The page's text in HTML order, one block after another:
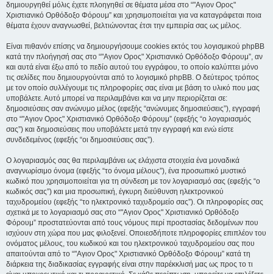
δημιουργηθεί μόλις έχετε πλοηγηθεί σε θέματα μέσα στο “"Αγιον Ορος"
Χριστιανικό Ορθόδοξο Φόρουμ” και χρησιμοποιείται για να καταγράφεται ποια
θέματα έχουν αναγνωσθεί, βελτιώνοντας έτσι την εμπειρία σας ως μέλος.
Είναι πιθανόν επίσης να δημιουργήσουμε cookies εκτός του λογισμικού phpBB
κατά την πλοήγησή σας στο “"Αγιον Ορος" Χριστιανικό Ορθόδοξο Φόρουμ”, αν
και αυτά είναι έξω από το πεδίο αυτού του εγγράφου, το οποίο καλύπτει μόνο
τις σελίδες που δημιουργούνται από το λογισμικό phpBB. Ο δεύτερος τρόπος
με τον οποίο συλλέγουμε τις πληροφορίες σας είναι με βάση το υλικό που μας
υποβάλετε. Αυτό μπορεί να περιλαμβάνει και να μην περιορίζεται σε:
δημοσιεύσεις σαν ανώνυμο μέλος (εφεξής “ανώνυμες δημοσιεύσεις”), εγγραφή
στο “"Αγιον Ορος" Χριστιανικό Ορθόδοξο Φόρουμ” (εφεξής “ο λογαριασμός
σας”) και δημοσιεύσεις που υποβάλετε μετά την εγγραφή και ενώ είστε
συνδεδεμένος (εφεξής “οι δημοσιεύσεις σας”).
Ο λογαριασμός σας θα περιλαμβάνει ως ελάχιστα στοιχεία ένα μοναδικά
αναγνωρίσιμο όνομα (εφεξής “το όνομα μέλους”), ένα προσωπικό μυστικό
κωδικό που χρησιμοποιείται για τη σύνδεση με τον λογαριασμό σας (εφεξής “ο
κωδικός σας”) και μια προσωπική, έγκυρη διεύθυνση ηλεκτρονικού
ταχυδρομείου (εφεξής “το ηλεκτρονικό ταχυδρομείο σας”). Οι πληροφορίες σας
σχετικά με το λογαριασμό σας στο “"Αγιον Ορος" Χριστιανικό Ορθόδοξο
Φόρουμ” προστατεύονται από τους νόμους περί προστασίας δεδομένων που
ισχύουν στη χώρα που μας φιλοξενεί. Οποιεσδήποτε πληροφορίες επιπλέον του
ονόματος μέλους, του κωδικού και του ηλεκτρονικού ταχυδρομείου σας που
απαιτούνται από το “"Αγιον Ορος" Χριστιανικό Ορθόδοξο Φόρουμ” κατά τη
διάρκεια της διαδικασίας εγγραφής είναι στην παρέκκλισή μας ως προς το τι